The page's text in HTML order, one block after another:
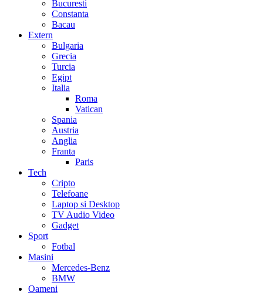
Bucuresti
Constanta
Bacau
Extern
Bulgaria
Grecia
Turcia
Egipt
Italia
Roma
Vatican
Spania
Austria
Anglia
Franta
Paris
Tech
Cripto
Telefoane
Laptop si Desktop
TV Audio Video
Gadget
Sport
Fotbal
Masini
Mercedes-Benz
BMW
Oameni